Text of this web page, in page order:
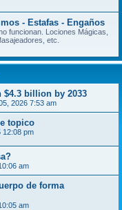
- Estafas - Engaños
funcionan. Lociones Mágicas,
etc.
$4.3 billion by 2033
2026 7:53 am
topico
12:08 pm
am
de forma
am